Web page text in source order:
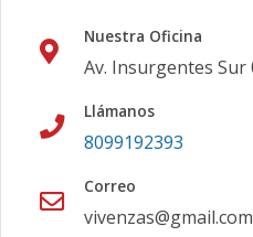
Nuestra Oficina
Av. Insurgentes Sur
Llámanos
8099192393
Correo
vivenzas@gmail.com